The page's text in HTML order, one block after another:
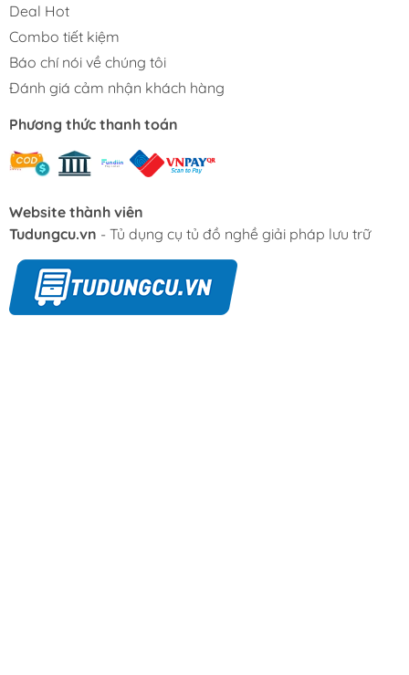
Deal Hot
Combo tiết kiệm
Báo chí nói về chúng tôi
Đánh giá cảm nhận khách hàng
Phương thức thanh toán
Website thành viên
Tudungcu.vn - Tủ dụng cụ tủ đồ nghề giải pháp lưu trữ